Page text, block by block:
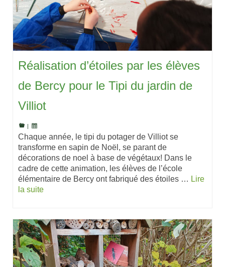
Réalisation d’étoiles par les élèves
de Bercy pour le Tipi du jardin de
Villiot
|
Chaque année, le tipi du potager de Villiot se
transforme en sapin de Noël, se parant de
décorations de noel à base de végétaux! Dans le
cadre de cette animation, les élèves de l’école
élémentaire de Bercy ont fabriqué des étoiles … Lire
la suite